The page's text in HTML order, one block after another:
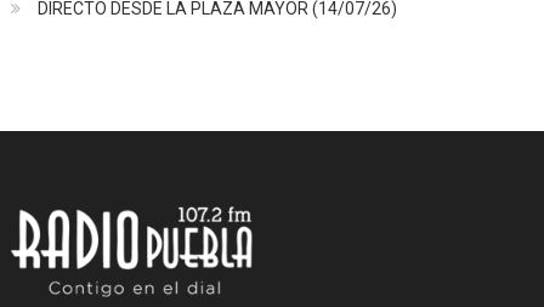
DIRECTO DESDE LA PLAZA MAYOR (14/07/26)